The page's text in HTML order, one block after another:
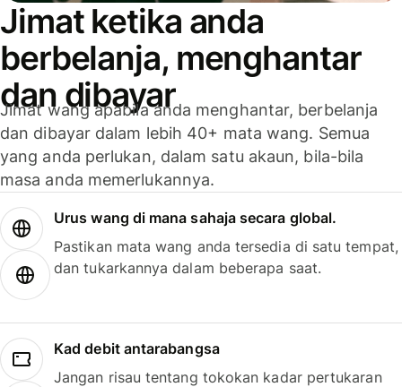
Jimat ketika anda
berbelanja, menghantar
dan dibayar
Jimat wang apabila anda menghantar, berbelanja
dan dibayar dalam lebih 40+ mata wang. Semua
yang anda perlukan, dalam satu akaun, bila-bila
masa anda memerlukannya.
Urus wang di mana sahaja secara global.
Pastikan mata wang anda tersedia di satu tempat,
dan tukarkannya dalam beberapa saat.
Kad debit antarabangsa
Jangan risau tentang tokokan kadar pertukaran